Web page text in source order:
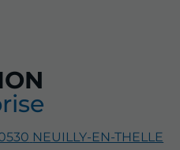
NEUILLY-EN-THELLE